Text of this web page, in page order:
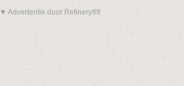
▼ Advertentie door Refinery89